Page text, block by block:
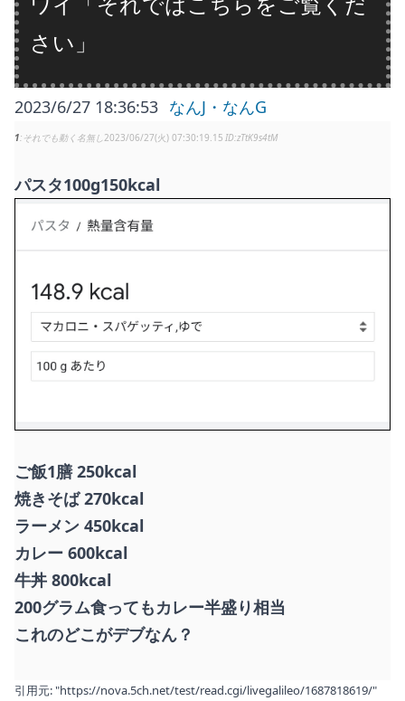
さい」
2023/6/27 18:36:53 なんJ・なんG
1 それでも動く名無し 2023/06/27(火) 07:30:19.15 zTtK9s4tM
パスタ100g150kcal
ご飯1膳 250kcal
焼きそば 270kcal
ラーメン 450kcal
カレー 600kcal
牛丼 800kcal
200グラム食ってもカレー半盛り相当
これのどこがデブなん？
引用元: "https://nova.5ch.net/test/read.cgi/livegalileo/1687818619/"